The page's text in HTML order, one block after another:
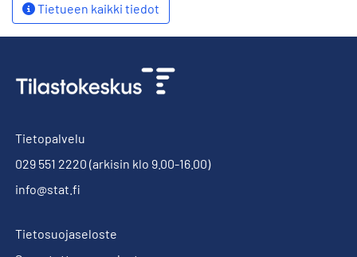
Tietueen kaikki tiedot
Tietopalvelu
029 551 2220 (arkisin klo 9.00-16.00)
info@stat.fi
Tietosuojaseloste